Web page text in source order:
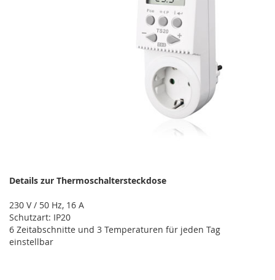
Details zur Thermoschaltersteckdose
230 V / 50 Hz, 16 A
Schutzart: IP20
6 Zeitabschnitte und 3 Temperaturen für jeden Tag
einstellbar